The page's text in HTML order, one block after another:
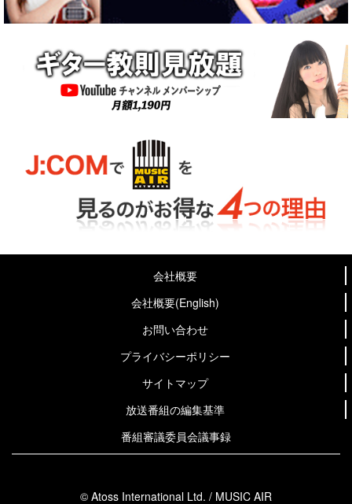
会社概要
会社概要(English)
お問い合わせ
プライバシーポリシー
サイトマップ
放送番組の編集基準
番組審議委員会議事録
© Atoss International Ltd. / MUSIC AIR